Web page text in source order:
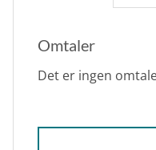
Omtaler
Det er ingen